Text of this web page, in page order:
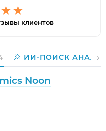
клиентов
ИИ-ПОИСК
Noon